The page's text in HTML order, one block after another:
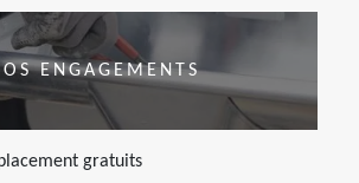
ENGAGEMENTS
gratuits